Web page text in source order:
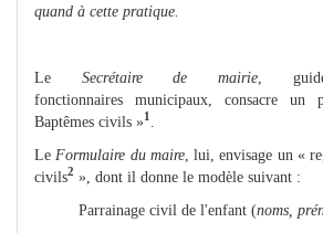
quand à cette pratique.
Le Secrétaire de mairie ,
fonctionnaires municipaux, consacre
Baptêmes civils »1
Le Formulaire du maire, lui, envisage un «
civils2 », dont il donne le modèle suivant :
Parrainage civil de l'enfant (noms,